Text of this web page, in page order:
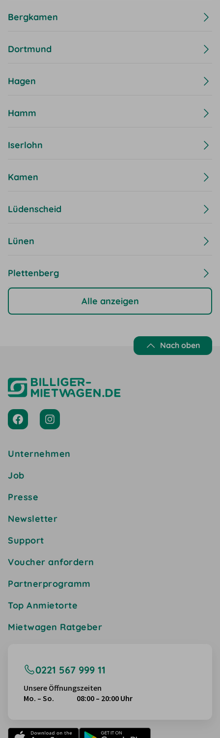
Bergkamen
Dortmund
Hagen
Hamm
Iserlohn
Kamen
Lüdenscheid
Lünen
Plettenberg
Alle anzeigen
Nach oben
Unternehmen
Job
Presse
Newsletter
Support
Voucher anfordern
Partnerprogramm
Top Anmietorte
Mietwagen Ratgeber
0221 567 999 11
Unsere Öffnungszeiten
Mo. – So.
08:00 – 20:00 Uhr